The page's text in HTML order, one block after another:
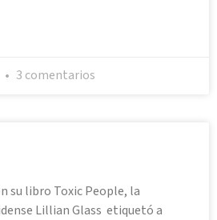
3 comentarios
su libro Toxic People, la
Lillian Glass etiquetó a